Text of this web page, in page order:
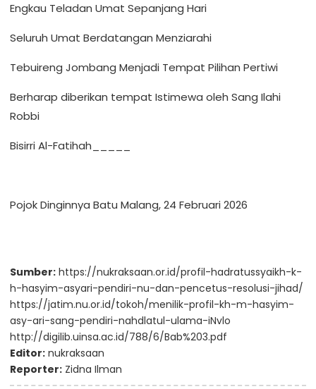
Engkau Teladan Umat Sepanjang Hari
Seluruh Umat Berdatangan Menziarahi
Tebuireng Jombang Menjadi Tempat Pilihan Pertiwi
Berharap diberikan tempat Istimewa oleh Sang Ilahi
Robbi
Bisirri Al-Fatihah_____
Pojok Dinginnya Batu Malang, 24 Februari 2026
Sumber: https://nukraksaan.or.id/profil-hadratussyaikh-k-
h-hasyim-asyari-pendiri-nu-dan-pencetus-resolusi-jihad/
https://jatim.nu.or.id/tokoh/menilik-profil-kh-m-hasyim-
asy-ari-sang-pendiri-nahdlatul-ulama-iNvlo
http://digilib.uinsa.ac.id/788/6/Bab%203.pdf
Editor: nukraksaan
Reporter: Zidna Ilman